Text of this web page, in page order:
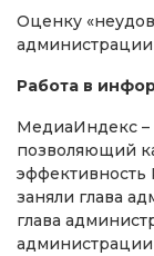
Оценку
администрации
Работа в
МедиаИндекс –
позволяющий
заняли глава
глава